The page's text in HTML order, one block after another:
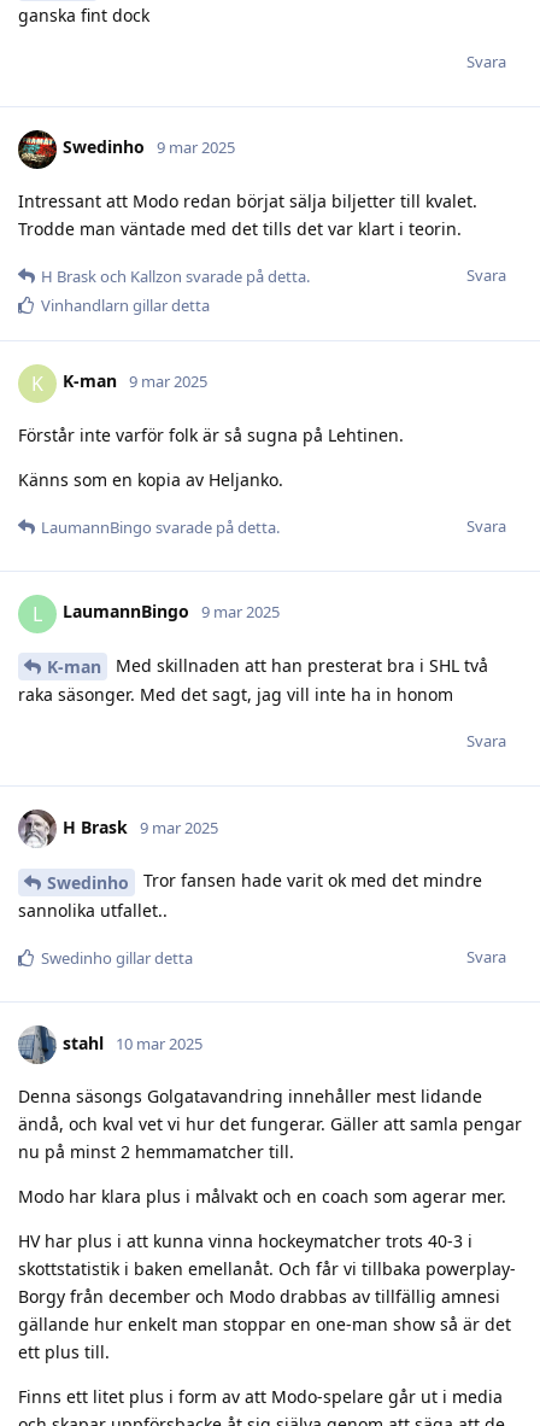
ganska fint dock
Svara
Swedinho 9 mar 2025
Intressant att Modo redan börjat sälja biljetter till kvalet.
Trodde man väntade med det tills det var klart i teorin.
Svara
H Braskoch Kallzon svarade på detta.
Vinhandlarn gillar detta
K K-man 9 mar 2025
Förstår inte varför folk är så sugna på Lehtinen.
Känns som en kopia av Heljanko.
Svara
LaumannBingo svarade på detta.
L LaumannBingo 9 mar 2025
K-man
Med skillnaden att han presterat bra i SHL två
raka säsonger. Med det sagt, jag vill inte ha in honom
Svara
H Brask 9 mar 2025
Swedinho
Tror fansen hade varit ok med det mindre
sannolika utfallet..
Svara
Swedinho gillar detta
stahl 10 mar 2025
Denna säsongs Golgatavandring innehåller mest lidande
ändå, och kval vet vi hur det fungerar. Gäller att samla pengar
nu på minst 2 hemmamatcher till.
Modo har klara plus i målvakt och en coach som agerar mer.
HV har plus i att kunna vinna hockeymatcher trots 40-3 i
skottstatistik i baken emellanåt. Och får vi tillbaka powerplay-
Borgy från december och Modo drabbas av tillfällig amnesi
gällande hur enkelt man stoppar en one-man show så är det
ett plus till.
Finns ett litet plus i form av att Modo-spelare går ut i media